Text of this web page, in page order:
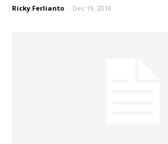
Ricky Ferlianto - Dec 19, 2018